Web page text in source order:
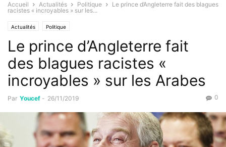
Accueil Actualités Politique
Le prince d’Angleterre fait des blagues
racistes « incroyables » sur les...
Actualités Politique
Le prince d’Angleterre fait
des blagues racistes «
incroyables » sur les Arabes
Par Youcef - 26/11/2019 0